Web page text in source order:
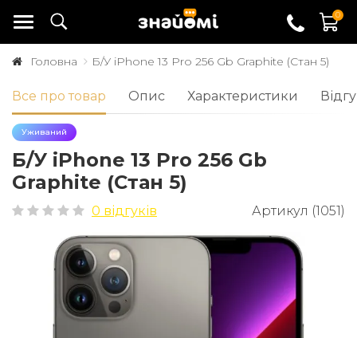
0
Головна Б/У iPhone 13 Pro 256 Gb Graphite (Стан 5)
Все про товар Опис Характеристики
Уживаний
Б/У iPhone 13 Pro 256 Gb
Graphite (Стан 5)
0 відгуків Артикул (1051)